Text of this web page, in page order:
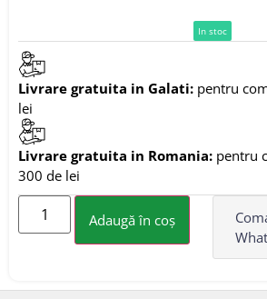
In stoc
Livrare gratuita in Galati: pentru
lei
Livrare gratuita in Romania: pentru
300 de lei
Adaugă în coș